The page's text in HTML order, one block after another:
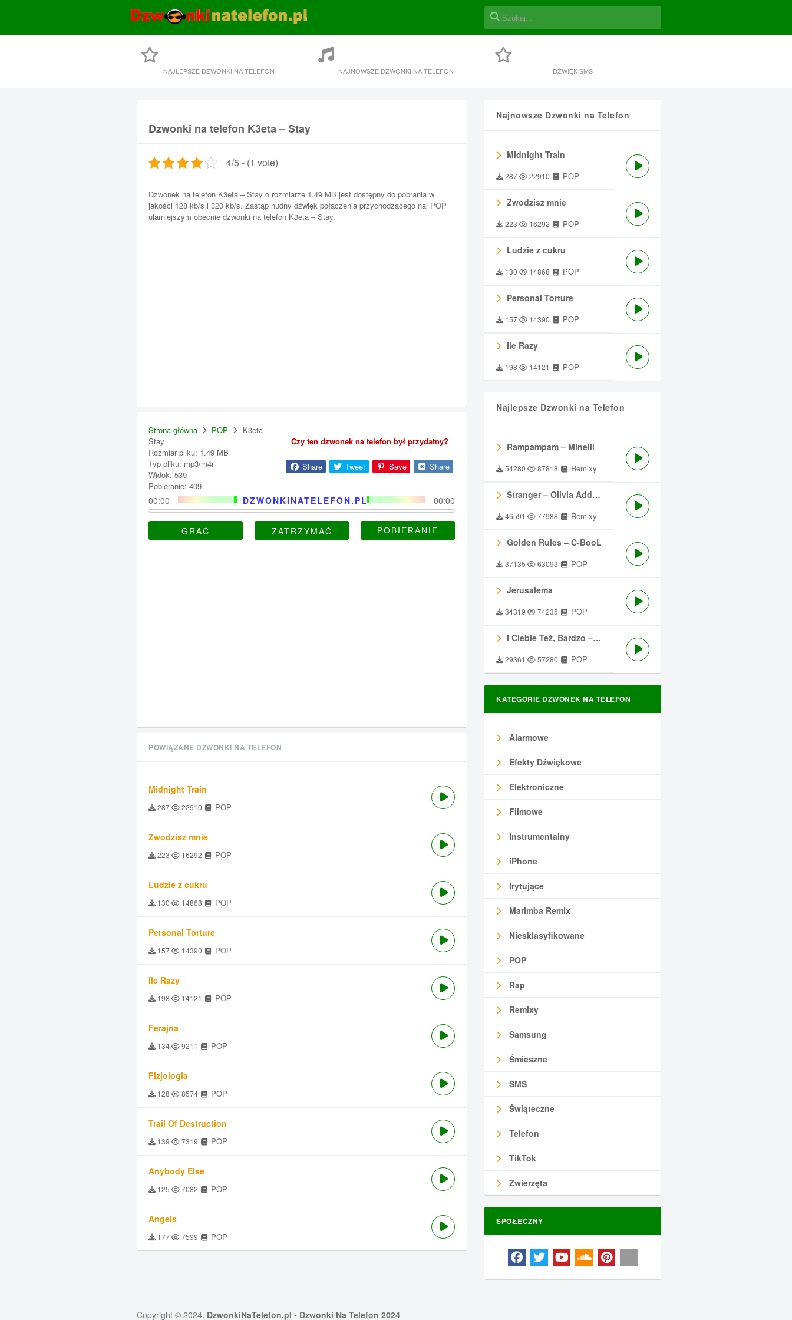
NAJLEPSZE DZWONKI NA TELEFON NAJNOWSZE DZWONKI NA TELEFON DŹWIĘK SMS
Dzwonki na telefon K3eta – Stay
4/5 - (1 vote)
Dzwonek na telefon K3eta – Stay o rozmiarze 1.49 MB jest dostępny do pobrania w
jakości 128 kb/s i 320 kb/s. Zastąp nudny dźwięk połączenia przychodzącego naj POP
ularniejszym obecnie dzwonki na telefon K3eta – Stay.
Strona główna POP
K3eta –
Stay
Rozmiar pliku: 1.49 MB
Typ pliku: mp3/m4r
Widok: 539
Pobieranie: 409
Czy ten dzwonek na telefon był przydatny?
Share Tweet Save Share
DZWONKINATELEFON.PL
00:00 00:00
GRAĆ ZATRZYMAĆ
Najnowsze Dzwonki na Telefon
Midnight Train
287 22910 POP
Zwodzisz mnie
223 16292 POP
Ludzie z cukru
130 14868 POP
Personal Torture
157 14390 POP
Ile Razy
198 14121 POP
Najlepsze Dzwonki na Telefon
Rampampam – Minelli
54280 87818 Remixy
Stranger – Olivia Addams
46591 77988 Remixy
Golden Rules – C-BooL
37135 63093 POP
Jerusalema
34319 74235 POP
I Ciebie Też, Bardzo – Męskie Granie
29361 57280 POP
KATEGORIE DZWONEK NA TELEFON
Alarmowe
Efekty Dźwiękowe
Elektroniczne
Filmowe
Instrumentalny
iPhone
Irytujące
Marimba Remix
Niesklasyfikowane
POP
Rap
Remixy
Samsung
Śmieszne
SMS
Świąteczne
Telefon
TikTok
Zwierzęta
SPOŁECZNY
POWIĄZANE DZWONKI NA TELEFON
Midnight Train
287 22910 POP
Zwodzisz mnie
223 16292 POP
Ludzie z cukru
130 14868 POP
Personal Torture
157 14390 POP
Ile Razy
198 14121 POP
Ferajna
134 9211 POP
Fizjologia
128 8574 POP
Trail Of Destruction
139 7319 POP
Anybody Else
125 7082 POP
Angels
177 7599 POP
Copyright © 2024. DzwonkiNaTelefon.pl - Dzwonki Na Telefon 2024